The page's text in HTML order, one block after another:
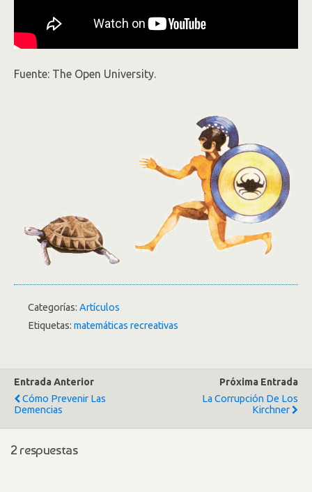
Fuente: The Open University.
Categorías: Artículos
Etiquetas: matemáticas recreativas
Entrada Anterior
Cómo Prevenir Las
Demencias
Próxima Entrada
La Corrupción De Los
Kirchner
2 respuestas